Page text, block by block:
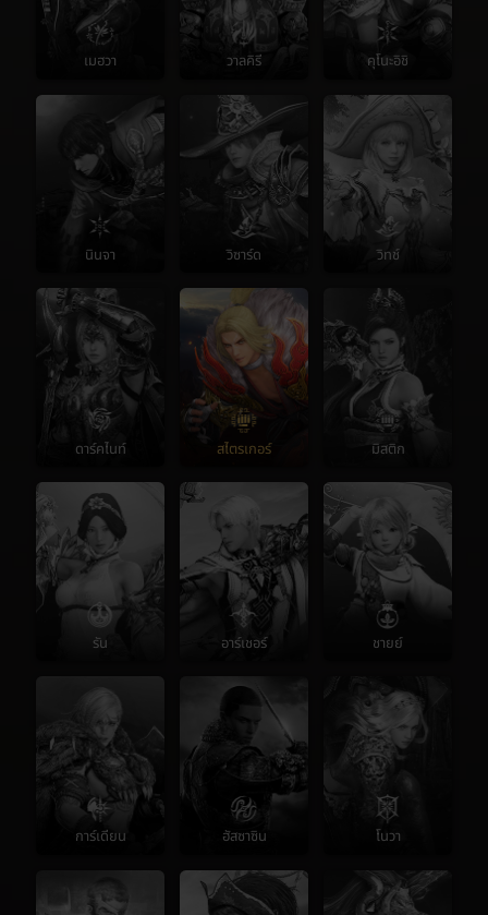
เมฮวา วาลคิรี คุโนะอิชิ
นินจา วิซาร์ด วิทช์
ดาร์คไนท์ สไตรเกอร์ มิสติก
รัน อาร์เชอร์ ชายย์
การ์เดียน ฮัสซาซิน โนวา